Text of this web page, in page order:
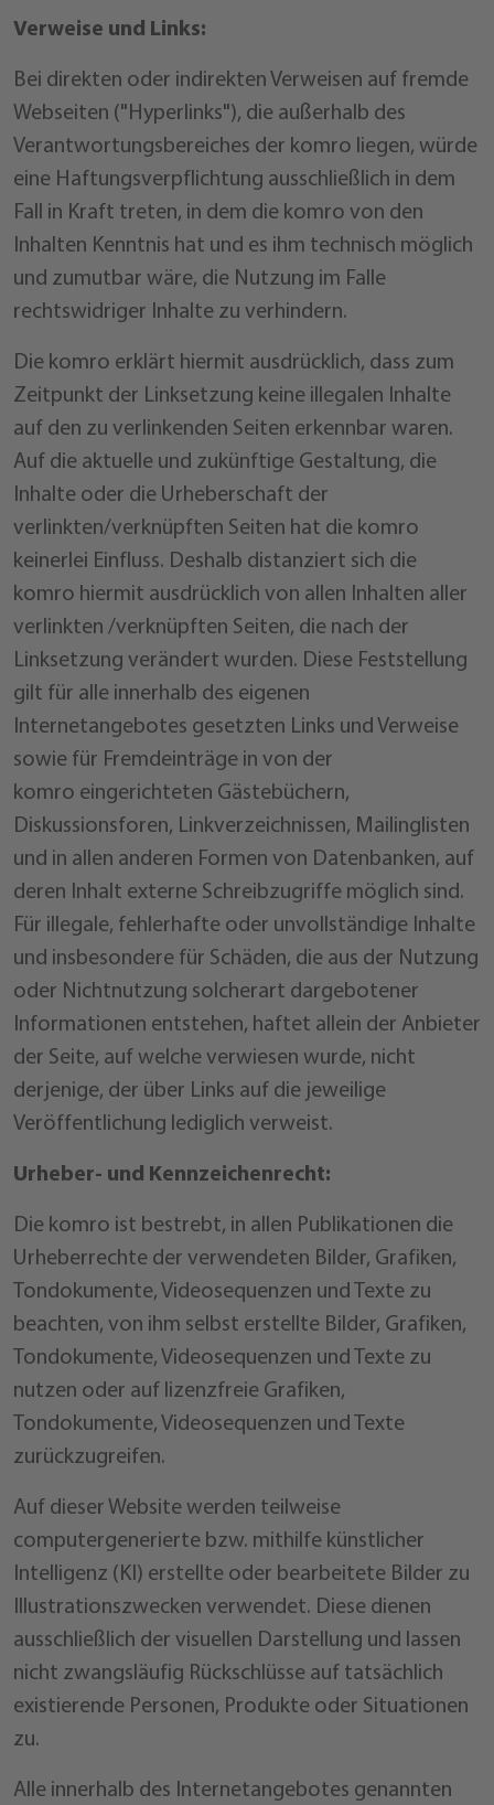
Verweise und Links:
Bei direkten oder indirekten Verweisen auf fremde
Webseiten ("Hyperlinks"), die außerhalb des
Verantwortungsbereiches der komro liegen, würde
eine Haftungsverpflichtung ausschließlich in dem
Fall in Kraft treten, in dem die komro von den
Inhalten Kenntnis hat und es ihm technisch möglich
und zumutbar wäre, die Nutzung im Falle
rechtswidriger Inhalte zu verhindern.
Die komro erklärt hiermit ausdrücklich, dass zum
Zeitpunkt der Linksetzung keine illegalen Inhalte
auf den zu verlinkenden Seiten erkennbar waren.
Auf die aktuelle und zukünftige Gestaltung, die
Inhalte oder die Urheberschaft der
verlinkten/verknüpften Seiten hat die komro
keinerlei Einfluss. Deshalb distanziert sich die
komro hiermit ausdrücklich von allen Inhalten aller
verlinkten /verknüpften Seiten, die nach der
Linksetzung verändert wurden. Diese Feststellung
gilt für alle innerhalb des eigenen
Internetangebotes gesetzten Links und Verweise
sowie für Fremdeinträge in von der
komro eingerichteten Gästebüchern,
Diskussionsforen, Linkverzeichnissen, Mailinglisten
und in allen anderen Formen von Datenbanken, auf
deren Inhalt externe Schreibzugriffe möglich sind.
Für illegale, fehlerhafte oder unvollständige Inhalte
und insbesondere für Schäden, die aus der Nutzung
oder Nichtnutzung solcherart dargebotener
Informationen entstehen, haftet allein der Anbieter
der Seite, auf welche verwiesen wurde, nicht
derjenige, der über Links auf die jeweilige
Veröffentlichung lediglich verweist.
Urheber- und Kennzeichenrecht:
Die komro ist bestrebt, in allen Publikationen die
Urheberrechte der verwendeten Bilder, Grafiken,
Tondokumente, Videosequenzen und Texte zu
beachten, von ihm selbst erstellte Bilder, Grafiken,
Tondokumente, Videosequenzen und Texte zu
nutzen oder auf lizenzfreie Grafiken,
Tondokumente, Videosequenzen und Texte
zurückzugreifen.
Auf dieser Website werden teilweise
computergenerierte bzw. mithilfe künstlicher
Intelligenz (KI) erstellte oder bearbeitete Bilder zu
Illustrationszwecken verwendet. Diese dienen
ausschließlich der visuellen Darstellung und lassen
nicht zwangsläufig Rückschlüsse auf tatsächlich
existierende Personen, Produkte oder Situationen
zu.
Alle innerhalb des Internetangebotes genannten